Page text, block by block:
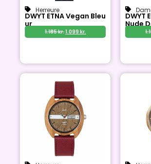
Herreure
DWYT ETNA Vegan Bleu
ur
1.185kr.1.099 kr.
DWYT
Nude